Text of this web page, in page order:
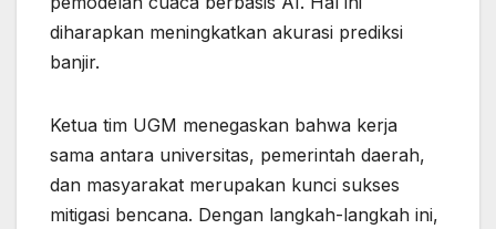
diharapkan meningkatkan akurasi prediksi
banjir.
Ketua tim UGM menegaskan bahwa kerja
sama antara universitas, pemerintah daerah,
dan masyarakat merupakan kunci sukses
mitigasi bencana. Dengan langkah-langkah ini,